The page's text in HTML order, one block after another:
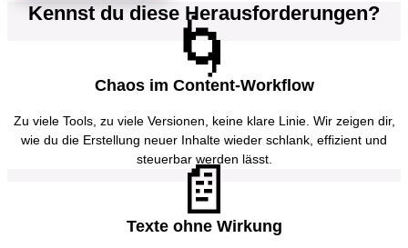
Kennst du diese Herausforderungen?
🌀
Chaos im Content-Workflow
Zu viele Tools, zu viele Versionen, keine klare Linie. Wir zeigen dir,
wie du die Erstellung neuer Inhalte wieder schlank, effizient und
steuerbar werden lässt.
📄
Texte ohne Wirkung